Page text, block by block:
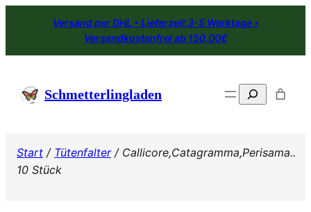
Versand per DHL • Lieferzeit 3-5 Werktage •
Versandkostenfrei ab 150,00€
Schmetterlingladen Search
Start / Tütenfalter/ Callicore,Catagramma,Perisama..
10 Stück